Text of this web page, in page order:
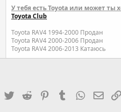
У тебя есть Toyota или может ты
Toyota Club
Toyota RAV4 1994-2000 Продан
Toyota RAV4 2000-2006 Продан
Toyota RAV4 2006-2013 Катаюсь
Facebook
TwitterReddit PinterestTumblrWhatsApp